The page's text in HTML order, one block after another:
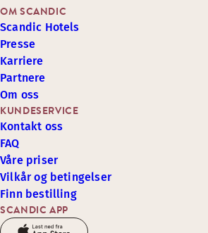
SCANDIC APP
KUNDESERVICE
Kontakt oss
FAQ
Våre priser
Vilkår og betingelser
Finn bestilling
OM SCANDIC
Scandic Hotels
Presse
Karriere
Partnere
Om oss